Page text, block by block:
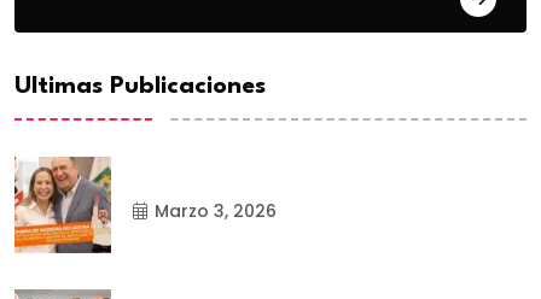
Ultimas Publicaciones
Marzo 3, 2026